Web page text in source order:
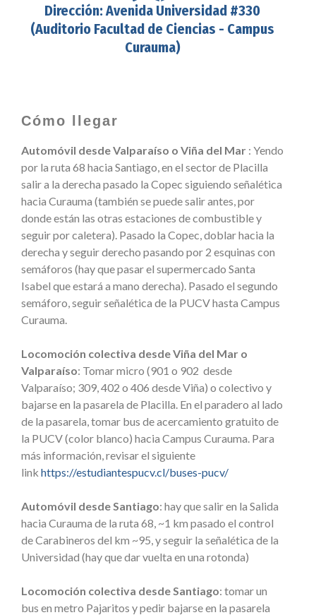
Dirección: Avenida Universidad #330
(Auditorio Facultad de Ciencias - Campus
Curauma)
Cómo llegar
Automóvil desde Valparaíso o Viña del Mar : Yendo
por la ruta 68 hacia Santiago, en el sector de Placilla
salir a la derecha pasado la Copec siguiendo señalética
hacia Curauma (también se puede salir antes, por
donde están las otras estaciones de combustible y
seguir por caletera). Pasado la Copec, doblar hacia la
derecha y seguir derecho pasando por 2 esquinas con
semáforos (hay que pasar el supermercado Santa
Isabel que estará a mano derecha). Pasado el segundo
semáforo, seguir señalética de la PUCV hasta Campus
Curauma.
Locomoción colectiva desde Viña del Mar o
Valparaíso: Tomar micro (901 o 902 desde
Valparaíso; 309, 402 o 406 desde Viña) o colectivo y
bajarse en la pasarela de Placilla. En el paradero al lado
de la pasarela, tomar bus de acercamiento gratuito de
la PUCV (color blanco) hacia Campus Curauma. Para
más información, revisar el siguiente
link https://estudiantespucv.cl/buses-pucv/
Automóvil desde Santiago: hay que salir en la Salida
hacia Curauma de la ruta 68, ~1 km pasado el control
de Carabineros del km ~95, y seguir la señalética de la
Universidad (hay que dar vuelta en una rotonda)
Locomoción colectiva desde Santiago: tomar un
bus en metro Pajaritos y pedir bajarse en la pasarela